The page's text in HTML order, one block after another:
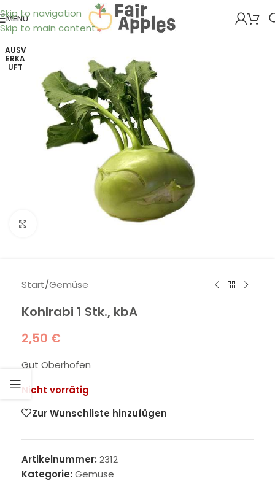
Skip to navigation
Skip to main content
MENÜ
AUSV
ERKA
UFT
Klick zum Vergrößern
Start/Gemüse
Kohlrabi 1 Stk., kbA
2,50 €
Gut Oberhofen
Nicht vorrätig
Zur Wunschliste hinzufügen
Artikelnummer: 2312
Kategorie: Gemüse